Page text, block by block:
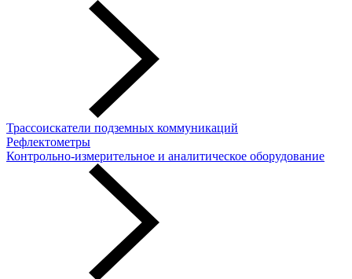
Трассоискатели подземных коммуникаций
Рефлектометры
Контрольно-измерительное и аналитическое оборудование